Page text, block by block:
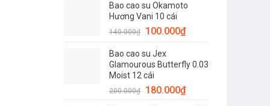
là:
150.000₫.
tại
120.000₫.
Bao cao su Okamoto
Hương Vani 10 cái
140.000₫
Giá
là:
140.000₫.
100.000₫Giá
là:
Bao cao su Jex
Glamourous Butterfly 0.03
Moist 12 cái
200.000₫
Giá
180.000₫Giá